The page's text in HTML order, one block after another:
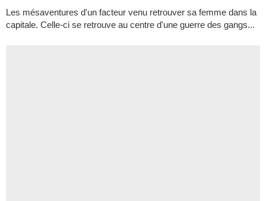
Les mésaventures d'un facteur venu retrouver sa femme dans la
capitale. Celle-ci se retrouve au centre d'une guerre des gangs...